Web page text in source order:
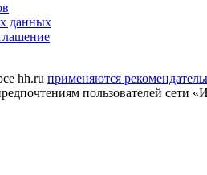
данных
hh.ru применяются
пользователей сети